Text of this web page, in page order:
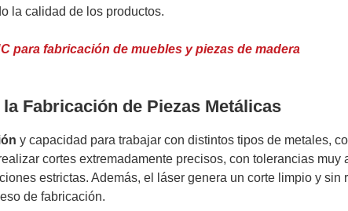
la calidad de los productos.
para fabricación de muebles y piezas de madera
Fabricación de Piezas Metálicas
y capacidad para trabajar con distintos tipos de metales,
cortes extremadamente precisos, con tolerancias
estrictas. Además, el láser genera un corte limpio y
de fabricación.